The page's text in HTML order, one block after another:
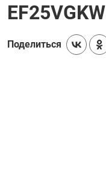
EF25VGKW
Поделиться